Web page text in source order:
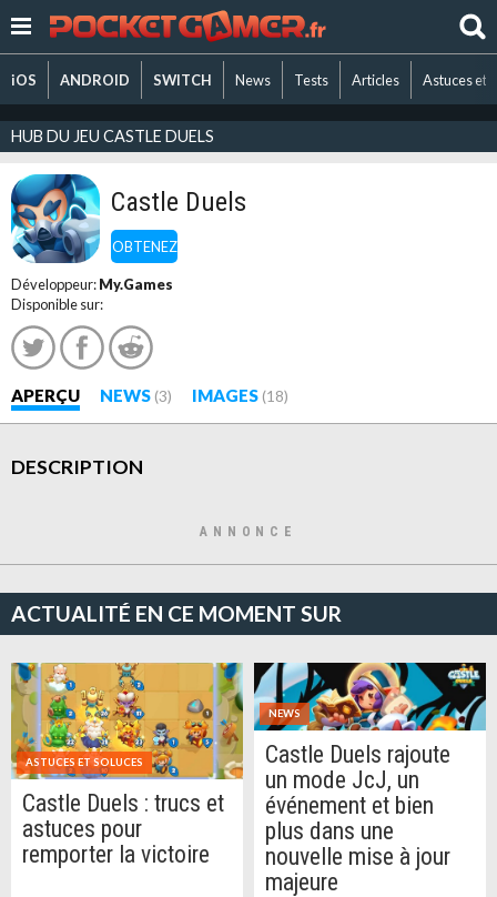
iOS ANDROID SWITCH News Tests Articles Astuces et
HUB DU JEU CASTLE DUELS
OBTENEZ
Castle Duels
Développeur:My.Games
Disponible sur:
APERÇU NEWS (3) IMAGES (18)
DESCRIPTION
ANNONCE
ACTUALITÉ EN CE MOMENT SUR
ASTUCES ET SOLUCES
Castle Duels : trucs et
astuces pour
remporter la victoire
NEWS
Castle Duels rajoute
un mode JcJ, un
événement et bien
plus dans une
nouvelle mise à jour
majeure